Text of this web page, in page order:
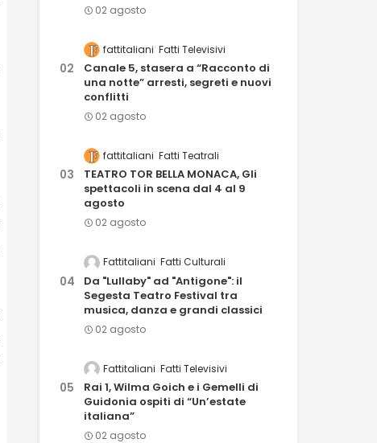
02 agosto
fattitaliani Fatti Televisivi
Canale 5, stasera a “Racconto di
una notte” arresti, segreti e nuovi
conflitti
02 agosto
fattitaliani Fatti Teatrali
TEATRO TOR BELLA MONACA, Gli
spettacoli in scena dal 4 al 9
agosto
02 agosto
Fattitaliani Fatti Culturali
Da "Lullaby" ad "Antigone": il
Segesta Teatro Festival tra
musica, danza e grandi classici
02 agosto
Fattitaliani Fatti Televisivi
Rai 1, Wilma Goich e i Gemelli di
Guidonia ospiti di “Un’estate
italiana”
02 agosto